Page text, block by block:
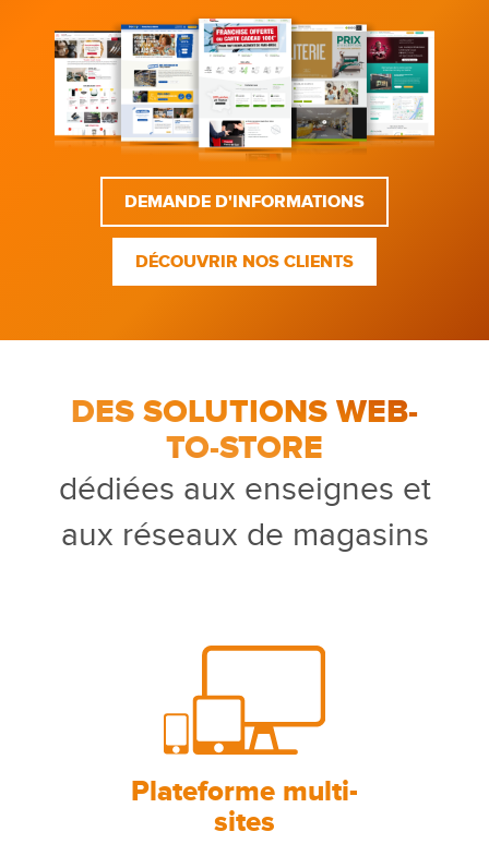
DEMANDE D'INFORMATIONS
DÉCOUVRIR NOS CLIENTS
DES SOLUTIONS WEB-
TO-STORE
dédiées aux enseignes et
aux réseaux de magasins
Plateforme multi-
sites